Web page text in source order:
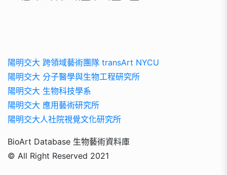
陽明交大 跨領域藝術團隊 transArt NYCU
陽明交大 分子醫學與生物工程研究所
陽明交大 生物科技學系
陽明交大 應用藝術研究所
陽明交大人社院視覺文化研究所
BioArt Database 生物藝術資料庫
© All Right Reserved 2021